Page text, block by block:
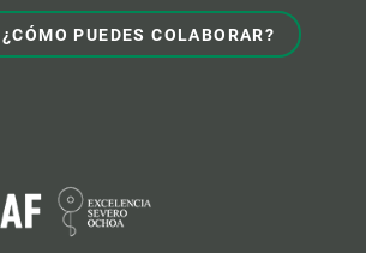
¿CÓMO PUEDES COLABORAR?